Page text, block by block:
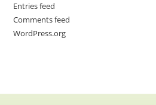
Entries feed
Comments feed
WordPress.org